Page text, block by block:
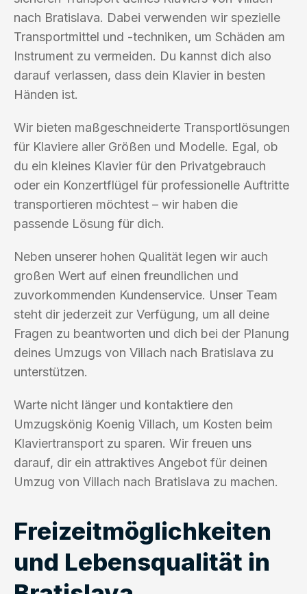
nach Bratislava. Dabei verwenden wir spezielle
Transportmittel und -techniken, um Schäden am
Instrument zu vermeiden. Du kannst dich also
darauf verlassen, dass dein Klavier in besten
Händen ist.
Wir bieten maßgeschneiderte Transportlösungen
für Klaviere aller Größen und Modelle. Egal, ob
du ein kleines Klavier für den Privatgebrauch
oder ein Konzertflügel für professionelle Auftritte
transportieren möchtest – wir haben die
passende Lösung für dich.
Neben unserer hohen Qualität legen wir auch
großen Wert auf einen freundlichen und
zuvorkommenden Kundenservice. Unser Team
steht dir jederzeit zur Verfügung, um all deine
Fragen zu beantworten und dich bei der Planung
deines Umzugs von Villach nach Bratislava zu
unterstützen.
Warte nicht länger und kontaktiere den
Umzugskönig Koenig Villach, um Kosten beim
Klaviertransport zu sparen. Wir freuen uns
darauf, dir ein attraktives Angebot für deinen
Umzug von Villach nach Bratislava zu machen.
Freizeitmöglichkeiten
und Lebensqualität in